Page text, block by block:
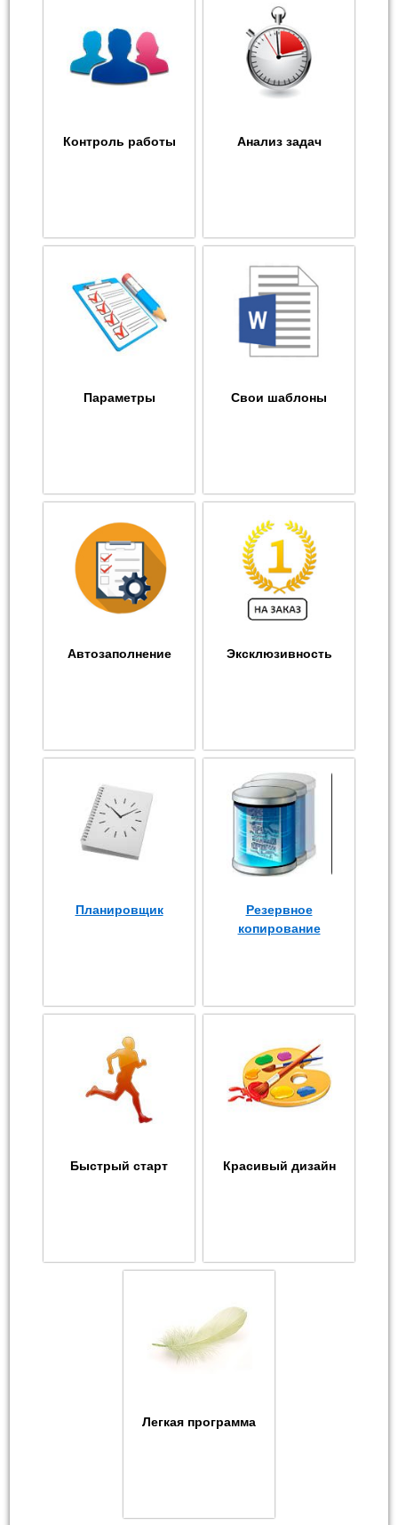
Контроль работы Анализ задач
Параметры Свои шаблоны
Автозаполнение Эксклюзивность
Планировщик
Резервное
копирование
Быстрый старт Красивый дизайн
Легкая программа